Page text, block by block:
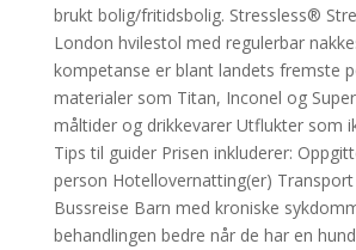
brukt bolig/fritidsbolig. Stressless®
London hvilestol med regulerbar
kompetanse er blant landets fremste
materialer som Titan, Inconel og
måltider og drikkevarer Utflukter som
Tips til guider Prisen inkluderer:
person Hotellovernatting(er)
Bussreise Barn med kroniske
behandlingen bedre når de har en